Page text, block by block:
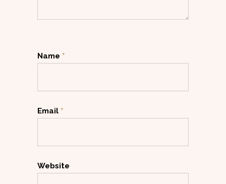
Name *
Email *
Website